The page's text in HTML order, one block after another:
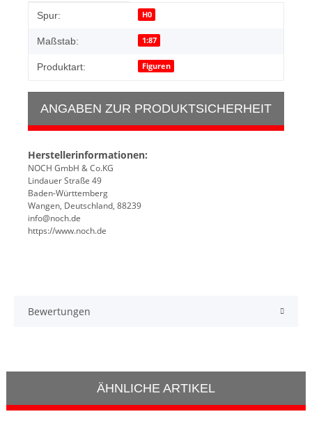
Produkteigenschaft
Wert
Spur: H0
Maßstab: 1:87
Produktart: Figuren
ANGABEN ZUR PRODUKTSICHERHEIT
Herstellerinformationen:
NOCH GmbH & Co.KG
Lindauer Straße 49
Baden-Württemberg
Wangen, Deutschland, 88239
info@noch.de
https://www.noch.de
Bewertungen
ÄHNLICHE ARTIKEL